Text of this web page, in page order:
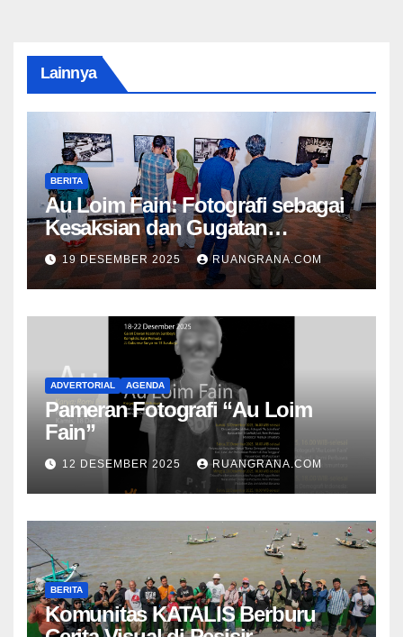
Lainnya
BERITA
Au Loim Fain: Fotografi sebagai
Kesaksian dan Gugatan
Kemanusiaan
19 DESEMBER 2025 RUANGRANA.COM
ADVERTORIAL AGENDA
Pameran Fotografi “Au Loim
Fain”
12 DESEMBER 2025 RUANGRANA.COM
BERITA
Komunitas KATALIS Berburu